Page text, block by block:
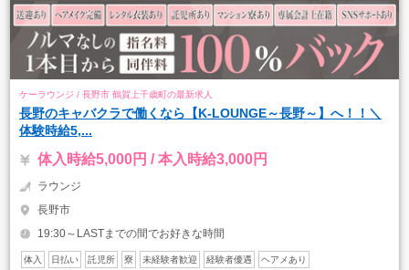
ケーラウンジ / 長野市 鶴賀上千歳町の最新求人
長野のキャバクラで働くなら【K-LOUNGE～長野～】へ！！＼
体験時給5,...
体入時給5,000円 / 本入時給3,000円
ラウンジ
長野市
19:30～LASTまでの間でお好きな時間
体入 日払い 託児所 寮 未経験者歓迎 経験者優遇 ヘアメあり